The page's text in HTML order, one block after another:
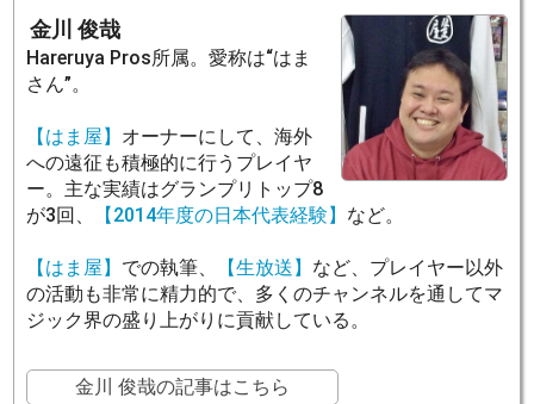
金川 俊哉
Hareruya Pros所属。愛称は“はま
さん”。
【はま屋】 オーナーにして、海外
への遠征も積極的に行うプレイヤ
ー。主な実績はグランプリトップ8
が3回、
【2014年度の日本代表経験】 など。
【はま屋】 での執筆、 【生放送】 など、プレイヤー以外
の活動も非常に精力的で、多くのチャンネルを通してマ
ジック界の盛り上がりに貢献している。
金川 俊哉の記事はこちら